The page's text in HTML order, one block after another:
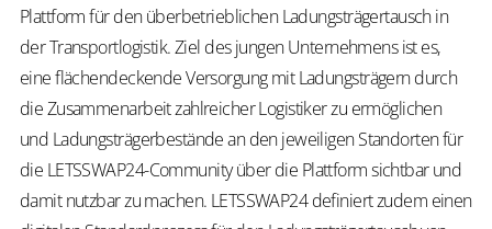
Plattform für den überbetrieblichen Ladungsträgertausch in
der Transportlogistik. Ziel des jungen Unternehmens ist es,
eine flächendeckende Versorgung mit Ladungsträgern durch
die Zusammenarbeit zahlreicher Logistiker zu ermöglichen
und Ladungsträgerbestände an den jeweiligen Standorten für
die LETSSWAP24-Community über die Plattform sichtbar und
damit nutzbar zu machen. LETSSWAP24 definiert zudem einen